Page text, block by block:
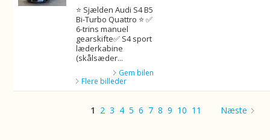
⭐ Sjælden Audi S4 B5
Bi-Turbo Quattro ⭐ ✅
6-trins manuel
gearskifte✅ S4 sport
læderkabine
(skålsæder...
Gem bilen
Flere billeder
1 2 3 4 5 6 7 8 9 10 11 Næste